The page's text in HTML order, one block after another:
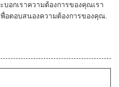
บอกเราความต้องการของคุณเรา
พื่อตอบสนองความต้องการของคุณ.